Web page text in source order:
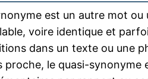
est un autre mot
voire identique et
dans un texte ou une
proche, le quasi-synonyme